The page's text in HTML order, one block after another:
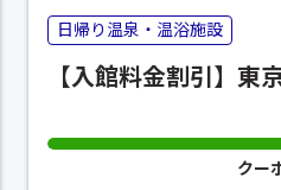
日帰り温泉・温浴施設
【入館料金割引】東
クー